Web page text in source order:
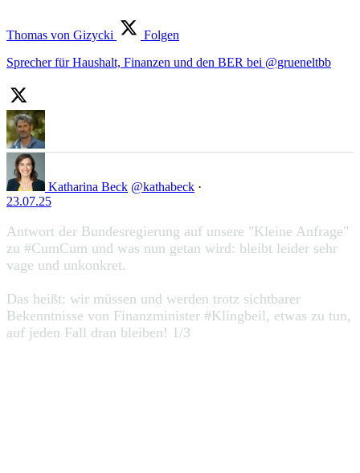
Thomas von Gizycki
Folgen
Sprecher für Haushalt, Finanzen und den BER bei @grueneltbb
Katharina Beck @kathabeck ·
23.07.25
Antwort der Bundesregierung auf unsere "Kleine Anfrage"
zu #CumCum und was nun getan wird: bleibt leider sehr
vage und unkonkret.
Das heißt: wir müssen und werden trotz sichtbarer
Bekenntnisse von Finanzminister #Klingbeil, etwas zu tun,
auf jeden Fall dran bleiben! 1/3